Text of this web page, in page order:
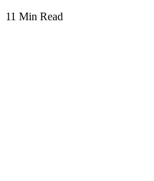
11 Min Read